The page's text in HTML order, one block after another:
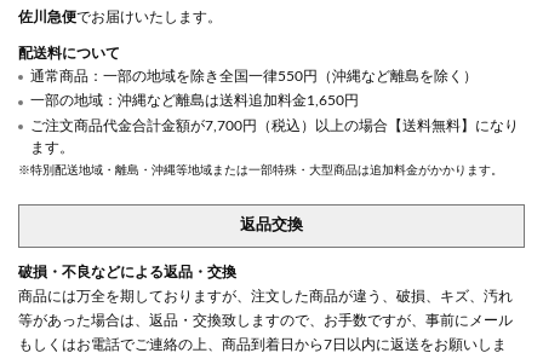
佐川急便でお届けいたします。
配送料について
通常商品：一部の地域を除き全国一律550円（沖縄など離島を除く）
一部の地域：沖縄など離島は送料追加料金1,650円
ご注文商品代金合計金額が7,700円（税込）以上の場合【送料無料】になり
ます。
※特別配送地域・離島・沖縄等地域または一部特殊・大型商品は追加料金がかかります。
返品交換
破損・不良などによる返品・交換
商品には万全を期しておりますが、注文した商品が違う、破損、キズ、汚れ
等があった場合は、返品・交換致しますので、お手数ですが、事前にメール
もしくはお電話でご連絡の上、商品到着日から7日以内に返送をお願いしま